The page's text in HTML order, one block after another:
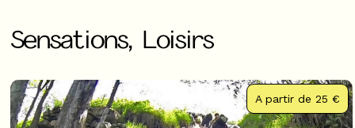
Sensations, Loisirs
A partir de 25 €